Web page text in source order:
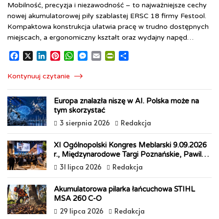
Mobilność, precyzja i niezawodność – to najważniejsze cechy
nowej akumulatorowej piły szablastej ERSC 18 firmy Festool.
Kompaktowa konstrukcja ułatwia pracę w trudno dostępnych
miejscach, a ergonomiczny kształt oraz wydajny napęd…
c
b
o
o
k
n
n
r
e
s
t
W
a
A
p
p
M
n
g
e
r
F
i
e
n
d
l
Kontynuuj czytanie
Europa znalazła niszę w AI. Polska może na
tym skorzystać
3 sierpnia 2026 Redakcja
XI Ogólnopolski Kongres Meblarski 9.09.2026
r., Międzynarodowe Targi Poznańskie, Pawilon
1031 lipca 2026 Redakcja
Akumulatorowa pilarka łańcuchowa STIHL
MSA 260 C-O
29 lipca 2026 Redakcja